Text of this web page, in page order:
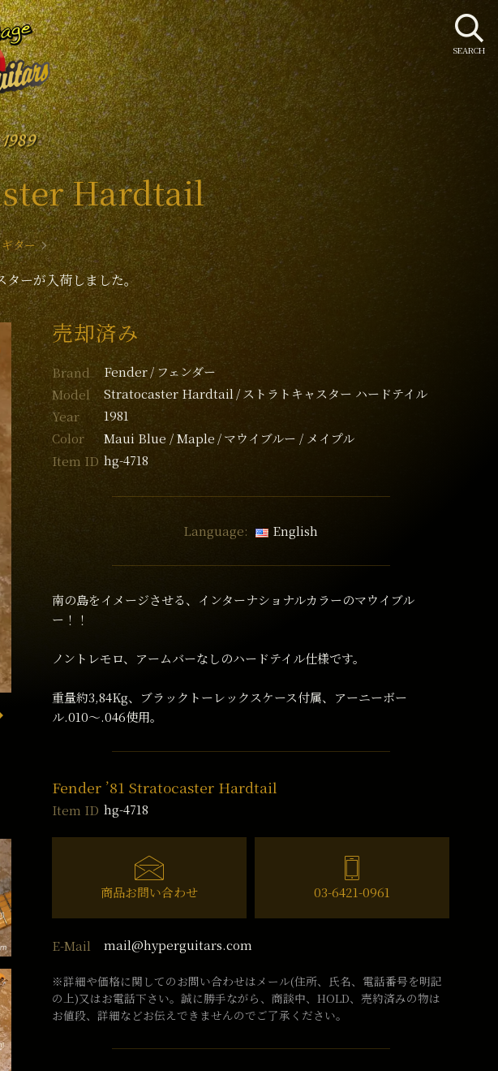
Hardtail
ギター
ターが入荷しました。
売却済み
Brand Fender
フェンダー
Model
Stratocaster Hardtail ストラトキャスター ハードテイル
Year
1981
Color
Maui Blue / Maple
マウイブルー / メイプル
Item ID hg-4718
Language: English
南の島をイメージさせる、インターナショナルカラーのマウイブル
ー！！
ノントレモロ、アームバーなしのハードテイル仕様です。
重量約3,84Kg、ブラックトーレックスケース付属、アーニーボー
ル.010〜.046使用。
Fender ’81 Stratocaster Hardtail
Item ID hg-4718
商品お問い合わせ 03-6421-0961
E-Mail mail@hyperguitars.com
※詳細や価格に関してのお問い合わせはメール(住所、氏名、電話番号を明記
の上)又はお電話下さい。誠に勝手ながら、商談中、HOLD、売約済みの物は
お値段、詳細などお伝えできませんのでご了承ください。
SEARCH